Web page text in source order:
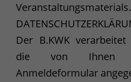
Veranstaltungsmaterials.
Der B.KWK
die von Ihnen
Anmeldeformular